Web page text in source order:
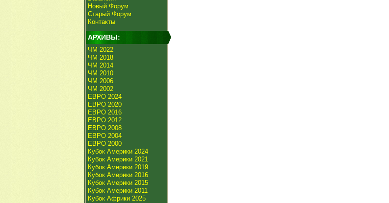
Новый Форум
Старый Форум
Контакты
АРХИВЫ:
ЧМ 2022
ЧМ 2018
ЧМ 2014
ЧМ 2010
ЧМ 2006
ЧМ 2002
ЕВРО 2024
ЕВРО 2020
ЕВРО 2016
ЕВРО 2012
ЕВРО 2008
ЕВРО 2004
ЕВРО 2000
Кубок Америки 2024
Кубок Америки 2021
Кубок Америки 2019
Кубок Америки 2016
Кубок Америки 2015
Кубок Америки 2011
Кубок Африки 2025